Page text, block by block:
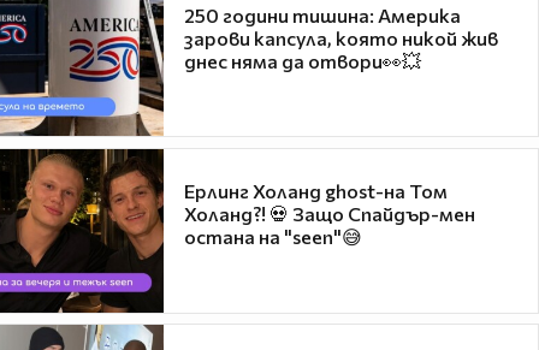
250 години тишина: Америка
зарови капсула, която никой жив
днес няма да отвори👀💥
Ерлинг Холанд ghost-на Том
Холанд?! 💀 Защо Спайдър-мен
остана на "seen"😅